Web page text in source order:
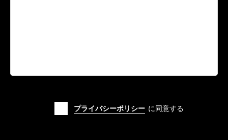
プライバシーポリシー に同意する